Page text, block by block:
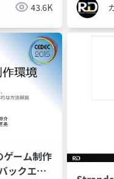
43.6K
ゲーム制作
ックエン